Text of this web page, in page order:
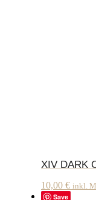
XIV DARK
10,00 € inkl.
Save